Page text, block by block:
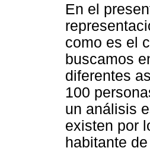
En el
como es el
buscamos
diferentes
100
un análisis
existen por
habitante